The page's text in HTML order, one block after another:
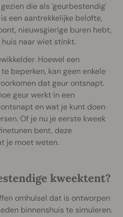
die als 'geurbestendig'
een aantrekkelijke belofte,
nieuwsgierige buren hebt,
naar wiet stinkt.
Hoewel een
beperken, kan geen enkele
dat geur ontsnapt.
geur werkt in een
en wat je kunt doen
Of je nu je eerste kweek
bent, deze
je moet weten.
kweektent?
omhulsel dat is ontworpen
binnenshuis te simuleren.